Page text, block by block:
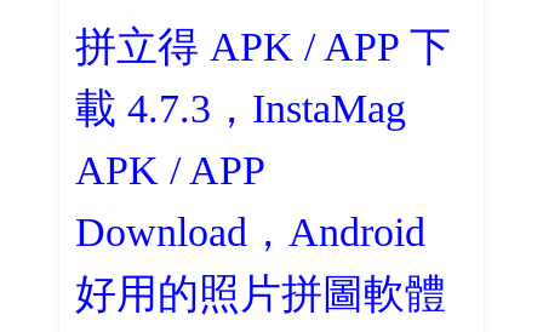
拼立得 APK / APP 下
載 4.7.3，InstaMag
APK / APP
Download，Android
好用的照片拼圖軟體